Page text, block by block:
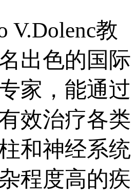
教
出色的国际
家，能通过
效治疗各类
和神经系统
程度高的疾